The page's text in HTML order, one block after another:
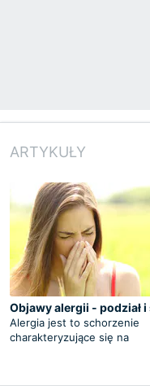
ARTYKUŁY
Objawy alergii - podział
Alergia jest to schorzenie
charakteryzujące się na